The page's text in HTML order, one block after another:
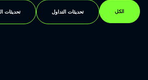
الكل تحديثات التداول تحديثات